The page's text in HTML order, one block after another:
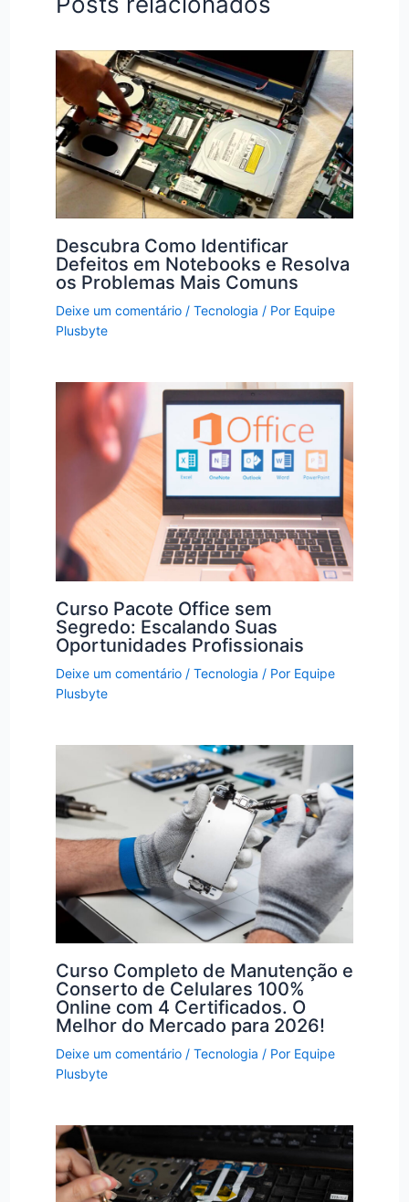
Descubra Como Identificar
Defeitos em Notebooks e Resolva
os Problemas Mais Comuns
Deixe um comentário / Tecnologia / Por Equipe
Plusbyte
Curso Pacote Office sem
Segredo: Escalando Suas
Oportunidades Profissionais
Deixe um comentário / Tecnologia / Por Equipe
Plusbyte
Curso Completo de Manutenção e
Conserto de Celulares 100%
Online com 4 Certificados. O
Melhor do Mercado para 2026!
Deixe um comentário / Tecnologia / Por Equipe
Plusbyte